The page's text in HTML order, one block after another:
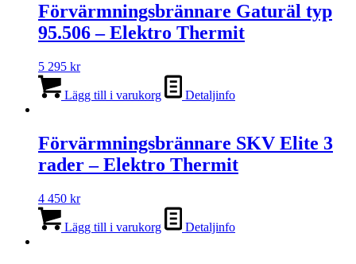
Förvärmningsbrännare Gaturäl typ
95.506 – Elektro Thermit
5 295 kr
Lägg till i varukorg Detaljinfo
Förvärmningsbrännare SKV Elite 3
rader – Elektro Thermit
4 450 kr
Lägg till i varukorg Detaljinfo